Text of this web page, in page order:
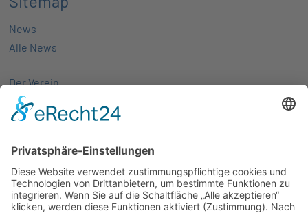
News
Alle News
Der Verein
Über uns
Aktivitäten
Mitgliedschaft
Partnernetze
Veranstaltungen